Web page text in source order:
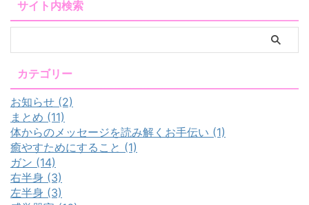
サイト内検索
カテゴリー
お知らせ (2)
まとめ (11)
体からのメッセージを読み解くお手伝い (1)
癒やすためにすること (1)
ガン (14)
右半身 (3)
左半身 (3)